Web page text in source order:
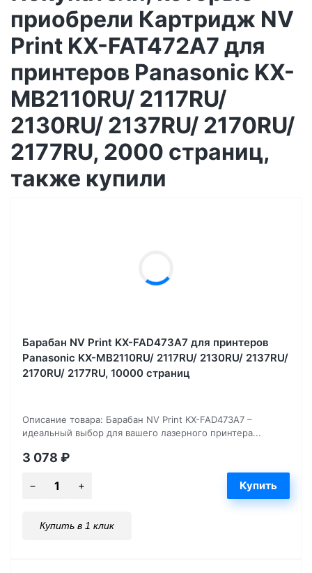
приобрели Картридж NV
Print KX-FAT472A7 для
принтеров Panasonic KX-
MB2110RU/ 2117RU/
2130RU/ 2137RU/ 2170RU/
2177RU, 2000 страниц,
также купили
Барабан NV Print KX-FAD473A7 для принтеров
Panasonic KX-MB2110RU/ 2117RU/ 2130RU/ 2137RU/
2170RU/ 2177RU, 10000 страниц
Описание товара: Барабан NV Print KX-FAD473A7 –
идеальный выбор для вашего лазерного принтера...
3 078 ₽
Купить в 1 клик